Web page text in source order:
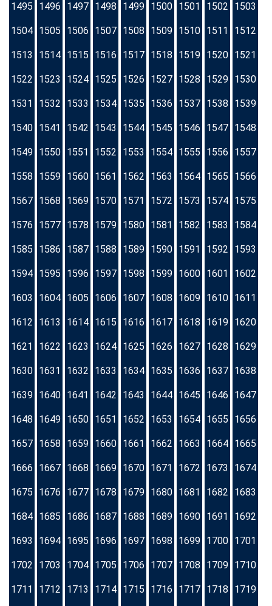
1495 1496 1497 1498 1499 1500 1501 1502 1503
1504 1505 1506 1507 1508 1509 1510 1511 1512
1513 1514 1515 1516 1517 1518 1519 1520 1521
1522 1523 1524 1525 1526 1527 1528 1529 1530
1531 1532 1533 1534 1535 1536 1537 1538 1539
1540 1541 1542 1543 1544 1545 1546 1547 1548
1549 1550 1551 1552 1553 1554 1555 1556 1557
1558 1559 1560 1561 1562 1563 1564 1565 1566
1567 1568 1569 1570 1571 1572 1573 1574 1575
1576 1577 1578 1579 1580 1581 1582 1583 1584
1585 1586 1587 1588 1589 1590 1591 1592 1593
1594 1595 1596 1597 1598 1599 1600 1601 1602
1603 1604 1605 1606 1607 1608 1609 1610 1611
1612 1613 1614 1615 1616 1617 1618 1619 1620
1621 1622 1623 1624 1625 1626 1627 1628 1629
1630 1631 1632 1633 1634 1635 1636 1637 1638
1639 1640 1641 1642 1643 1644 1645 1646 1647
1648 1649 1650 1651 1652 1653 1654 1655 1656
1657 1658 1659 1660 1661 1662 1663 1664 1665
1666 1667 1668 1669 1670 1671 1672 1673 1674
1675 1676 1677 1678 1679 1680 1681 1682 1683
1684 1685 1686 1687 1688 1689 1690 1691 1692
1693 1694 1695 1696 1697 1698 1699 1700 1701
1702 1703 1704 1705 1706 1707 1708 1709 1710
1711 1712 1713 1714 1715 1716 1717 1718 1719